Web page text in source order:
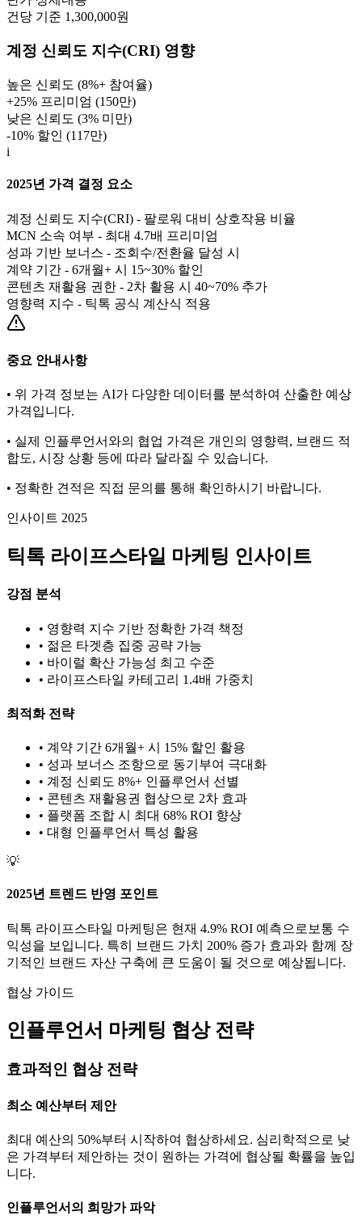
건당 기준 1,300,000원
계정 신뢰도 지수(CRI) 영향
높은 신뢰도 (8%+ 참여율)
+25% 프리미엄 (150만)
낮은 신뢰도 (3% 미만)
-10% 할인 (117만)
i
2025년 가격 결정 요소
계정 신뢰도 지수(CRI) - 팔로워 대비 상호작용 비율
MCN 소속 여부 - 최대 4.7배 프리미엄
성과 기반 보너스 - 조회수/전환율 달성 시
계약 기간 - 6개월+ 시 15~30% 할인
콘텐츠 재활용 권한 - 2차 활용 시 40~70% 추가
영향력 지수 - 틱톡 공식 계산식 적용
중요 안내사항
• 위 가격 정보는 AI가 다양한 데이터를 분석하여 산출한 예상
가격입니다.
• 실제 인플루언서와의 협업 가격은 개인의 영향력, 브랜드 적
합도, 시장 상황 등에 따라 달라질 수 있습니다.
• 정확한 견적은 직접 문의를 통해 확인하시기 바랍니다.
인사이트 2025
틱톡 라이프스타일 마케팅 인사이트
강점 분석
• 영향력 지수 기반 정확한 가격 책정
• 젊은 타겟층 집중 공략 가능
• 바이럴 확산 가능성 최고 수준
• 라이프스타일 카테고리 1.4배 가중치
최적화 전략
• 계약 기간 6개월+ 시 15% 할인 활용
• 성과 보너스 조항으로 동기부여 극대화
• 계정 신뢰도 8%+ 인플루언서 선별
• 콘텐츠 재활용권 협상으로 2차 효과
• 플랫폼 조합 시 최대 68% ROI 향상
• 대형 인플루언서 특성 활용
💡
2025년 트렌드 반영 포인트
틱톡 라이프스타일 마케팅은 현재 4.9% ROI 예측으로 보통 수
익성을 보입니다. 특히 브랜드 가치
200% 증가 효과와 함께 장
기적인 브랜드 자산 구축에 큰 도움이 될 것으로 예상됩니다.
협상 가이드
인플루언서 마케팅 협상 전략
효과적인 협상 전략
최소 예산부터 제안
최대 예산의 50%부터 시작하여 협상하세요. 심리학적으로 낮
은 가격부터 제안하는 것이 원하는 가격에 협상될 확률을 높입
니다.
인플루언서의 희망가 파악